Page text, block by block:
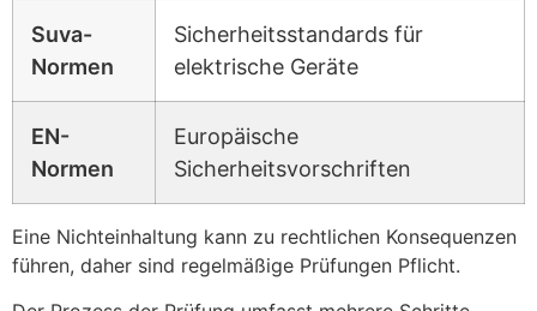
Suva-
Normen
Sicherheitsstandards für
elektrische Geräte
EN-
Normen
Europäische
Sicherheitsvorschriften
Eine Nichteinhaltung kann zu rechtlichen Konsequenzen
führen, daher sind regelmäßige Prüfungen Pflicht.